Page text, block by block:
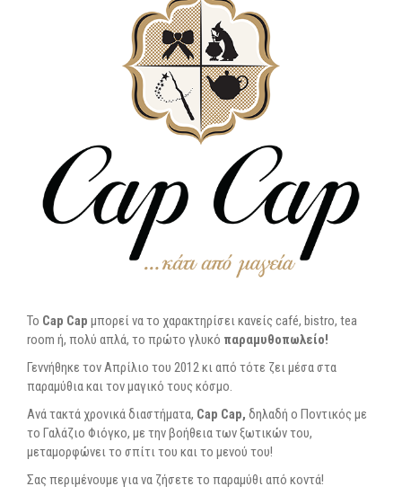
To Cap Cap μπορεί να το χαρακτηρίσει κανείς café, bistro, tea
room ή, πολύ απλά, το πρώτο γλυκό παραμυθοπωλείο!
Γεννήθηκε τον Απρίλιο του 2012 κι από τότε ζει μέσα στα
παραμύθια και τον μαγικό τους κόσμο.
Ανά τακτά χρονικά διαστήματα, Cap Cap, δηλαδή ο Ποντικός με
το Γαλάζιο Φιόγκο, με την βοήθεια των ξωτικών του,
μεταμορφώνει το σπίτι του και το μενού του!
Σας περιμένουμε για να ζήσετε το παραμύθι από κοντά!